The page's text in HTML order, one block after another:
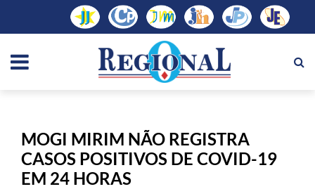
MOGI MIRIM NÃO REGISTRA
CASOS POSITIVOS DE COVID-19
EM 24 HORAS